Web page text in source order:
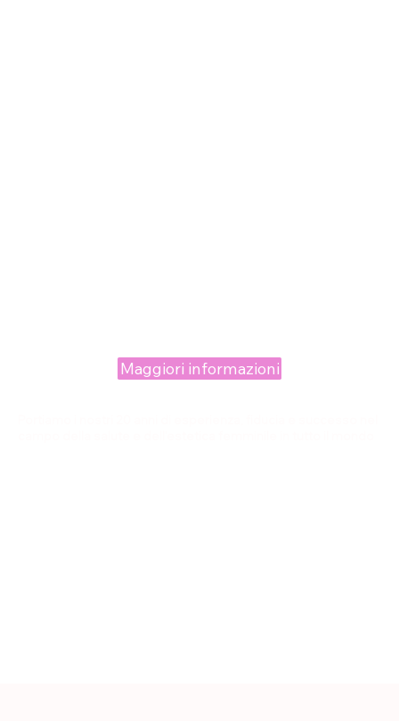
Maggiori informazioni